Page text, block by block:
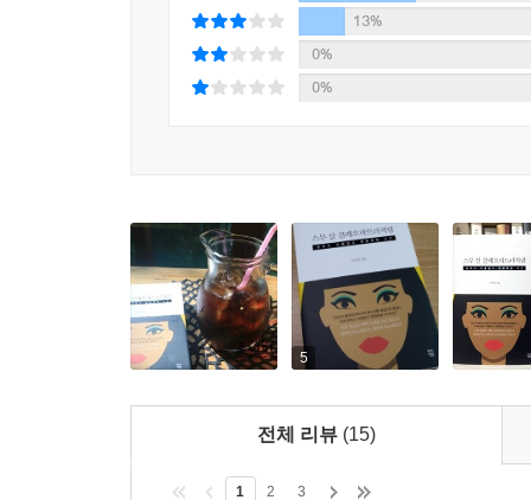
그런 아버지 때문에 마음고생을 너무 많이 했기 때
엄마는 일찍 세상을 떠났다.
십 대 시절, 그녀는 키가 크고 날씬하고 예쁘고 뛰
지금 클레오파트라, 그녀의 이야기 속으로 들어가
13%
0%
0%
5
전체 리뷰 (15)
1 2 3